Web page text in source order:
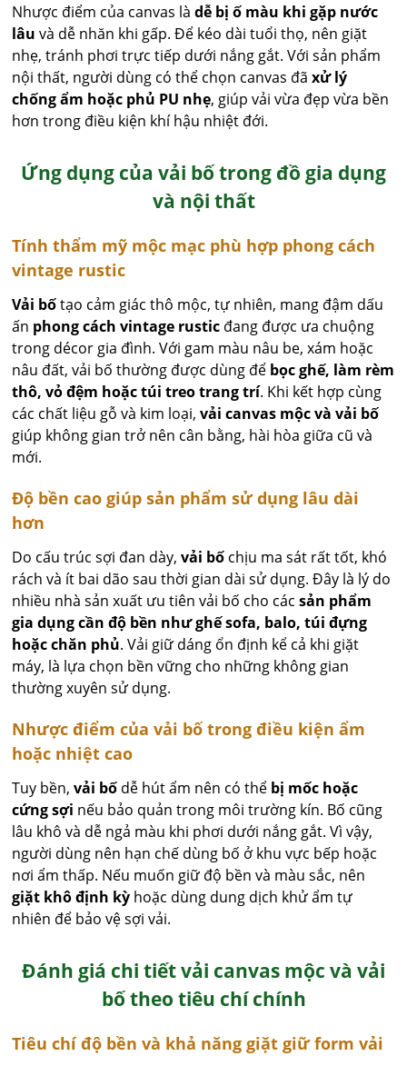
Nhược điểm của canvas làdễ bị ố màu khi gặp nước
lâu và dễ nhăn khi gấp. Để kéo dài tuổi thọ, nên giặt
nhẹ, tránh phơi trực tiếp dưới nắng gắt. Với sản phẩm
nội thất, người dùng có thể chọn canvas đãxử lý
chống ẩm hoặc phủ PU nhẹ, giúp vải vừa đẹp vừa bền
hơn trong điều kiện khí hậu nhiệt đới.
Ứng dụng của vải bố trong đồ gia dụng
và nội thất
Tính thẩm mỹ mộc mạc phù hợp phong cách
vintage rustic
Vải bốtạo cảm giác thô mộc, tự nhiên, mang đậm dấu
ấn phong cách vintage rustic đang được ưa chuộng
trong décor gia đình. Với gam màu nâu be, xám hoặc
nâu đất, vải bố thường được dùng để bọc ghế, làm rèm
thô, vỏ đệm hoặc túi treo trang trí. Khi kết hợp cùng
các chất liệu gỗ và kim loại,vải canvas mộc và vải bố
giúp không gian trở nên cân bằng, hài hòa giữa cũ và
mới.
Độ bền cao giúp sản phẩm sử dụng lâu dài
hơn
Do cấu trúc sợi đan dày,vải bố chịu ma sát rất tốt, khó
rách và ít bai dão sau thời gian dài sử dụng. Đây là lý do
nhiều nhà sản xuất ưu tiên vải bố cho cácsản phẩm
gia dụng cần độ bền như ghế sofa, balo, túi đựng
hoặc chăn phủ. Vải giữ dáng ổn định kể cả khi giặt
máy, là lựa chọn bền vững cho những không gian
thường xuyên sử dụng.
Nhược điểm của vải bố trong điều kiện ẩm
hoặc nhiệt cao
Tuy bền,vải bố dễ hút ẩm nên có thể bị mốc hoặc
cứng sợi nếu bảo quản trong môi trường kín. Bố cũng
lâu khô và dễ ngả màu khi phơi dưới nắng gắt. Vì vậy,
người dùng nên hạn chế dùng bố ở khu vực bếp hoặc
nơi ẩm thấp. Nếu muốn giữ độ bền và màu sắc, nên
giặt khô định kỳ hoặc dùng dung dịch khử ẩm tự
nhiên để bảo vệ sợi vải.
Đánh giá chi tiết vải canvas mộc và vải
bố theo tiêu chí chính
Tiêu chí độ bền và khả năng giặt giữ form vải